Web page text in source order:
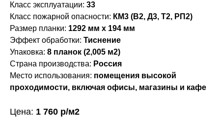
Класс эксплуатации: 33
Класс пожарной опасности: КМ3 (В2, Д3, Т2, РП2)
Размер планки: 1292 мм х 194 мм
Эффект обработки: Тиснение
Упаковка: 8 планок (2,005 м2)
Страна производства: Россия
Место использования: помещения высокой
проходимости, включая офисы, магазины и кафе
Цена: 1 760 р/м2
Характеристики